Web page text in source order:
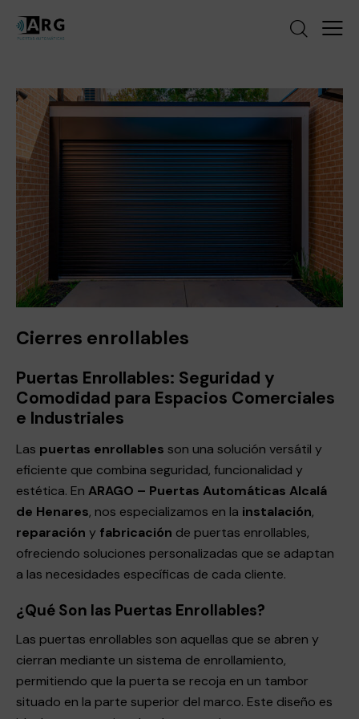
Cierres enrollables
Puertas Enrollables: Seguridad y
Comodidad para Espacios Comerciales
e Industriales
Las puertas enrollables son una solución versátil y
eficiente que combina seguridad, funcionalidad y
estética. En ARAGO – Puertas Automáticas Alcalá
de Henares, nos especializamos en la instalación,
reparación y fabricación de puertas enrollables,
ofreciendo soluciones personalizadas que se adaptan
a las necesidades específicas de cada cliente.
¿Qué Son las Puertas Enrollables?
Las puertas enrollables son aquellas que se abren y
cierran mediante un sistema de enrollamiento,
permitiendo que la puerta se recoja en un tambor
situado en la parte superior del marco. Este diseño es